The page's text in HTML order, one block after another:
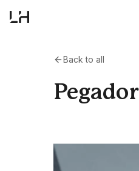
Back to all
Pegador